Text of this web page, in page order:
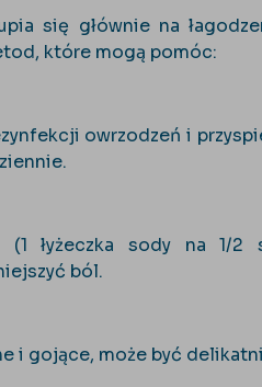
się głównie na
które mogą pomóc:
owrzodzeń i
(1 łyżeczka sody na 1/
ból.
i gojące, może być